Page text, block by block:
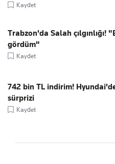
Kaydet
Trabzon'da Salah çılgınlığı!
gördüm"
Kaydet
742 bin TL indirim!
sürprizi
Kaydet